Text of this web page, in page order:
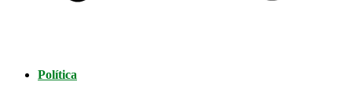
Política